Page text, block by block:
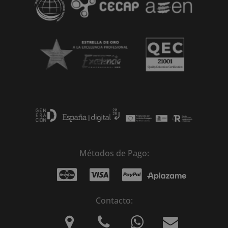
Métodos de Pago:
Contacto: